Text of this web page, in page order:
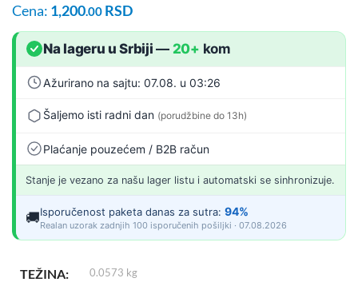
Cena: 1,200.00 RSD
Na lageru u Srbiji — 20+ kom
Ažurirano na sajtu: 07.08. u 03:26
Šaljemo isti radni dan (porudžbine do 13h)
Plaćanje pouzećem / B2B račun
Stanje je vezano za našu lager listu i automatski se sinhronizuje.
🚚Isporučenost paketa danas za sutra: 94%
Realan uzorak zadnjih 100 isporučenih pošiljki · 07.08.2026
TEŽINA 0.0573 kg